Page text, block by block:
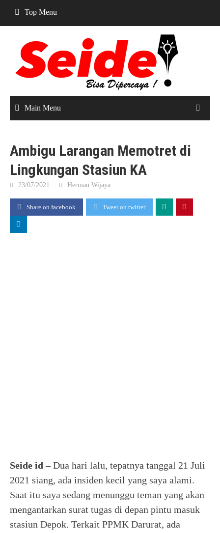
content
Top Menu
Main Menu
Ambigu Larangan Memotret di
Lingkungan Stasiun KA
23/07/2021 Herman Wijaya
Share on facebook Tweet on twitter
Seide id – Dua hari lalu, tepatnya tanggal 21 Juli
2021 siang, ada insiden kecil yang saya alami.
Saat itu saya sedang menunggu teman yang akan
mengantarkan surat tugas di depan pintu masuk
stasiun Depok. Terkait PPMK Darurat, ada